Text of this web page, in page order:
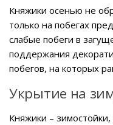
Княжики осенью не
только на побегах
слабые побеги в
поддержания
побегов, на которых
Укрытие на
Княжики –